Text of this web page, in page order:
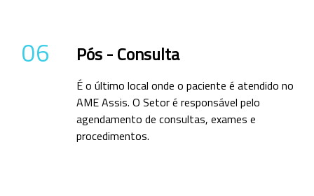
06 Pós - Consulta
É o último local onde o paciente é atendido no
AME Assis. O Setor é responsável pelo
agendamento de consultas, exames e
procedimentos.